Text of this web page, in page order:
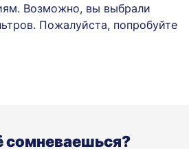
Возможно, вы выбрали
Пожалуйста, попробуйте
сомневаешься?